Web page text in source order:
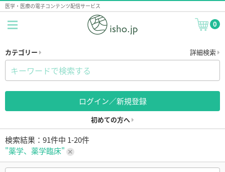
医学・医療の電子コンテンツ配信サービス
0
カテゴリー 詳細検索
ログイン／新規登録
初めての方へ
検索結果：91件中 1-20件
"薬学、薬学臨床"